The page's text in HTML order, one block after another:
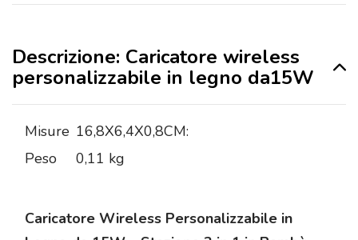
Descrizione: Caricatore wireless
personalizzabile in legno da15W
Misure 16,8X6,4X0,8CM:
Peso
0,11 kg
Caricatore Wireless Personalizzabile in